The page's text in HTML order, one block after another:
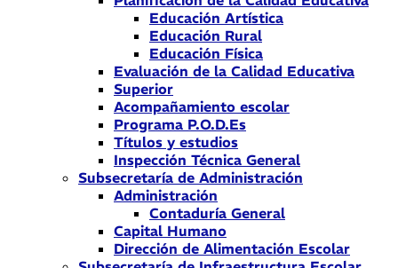
Educación Artística
Educación Rural
Educación Física
Evaluación de la Calidad Educativa
Superior
Acompañamiento escolar
Programa P.O.D.Es
Títulos y estudios
Inspección Técnica General
Subsecretaría de Administración
Administración
Contaduría General
Capital Humano
Dirección de Alimentación Escolar